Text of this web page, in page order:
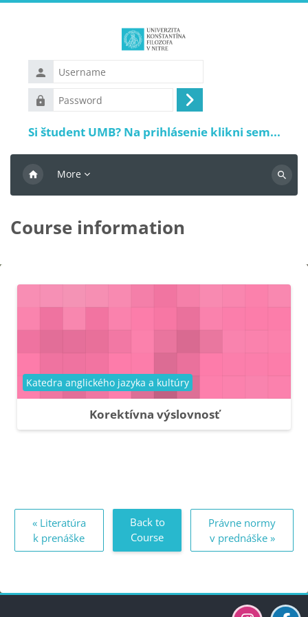
Username
Password
Log
Si študent UMB? Na prihlásenie klikni sem...
More
Search
Course information
Korektívna výslovnosť
Course category
Katedra anglického jazyka a kultúry
« Literatúra
k prenáške
Back to
Course
Právne normy
v prednáške »